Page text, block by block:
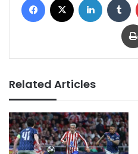
Related Articles